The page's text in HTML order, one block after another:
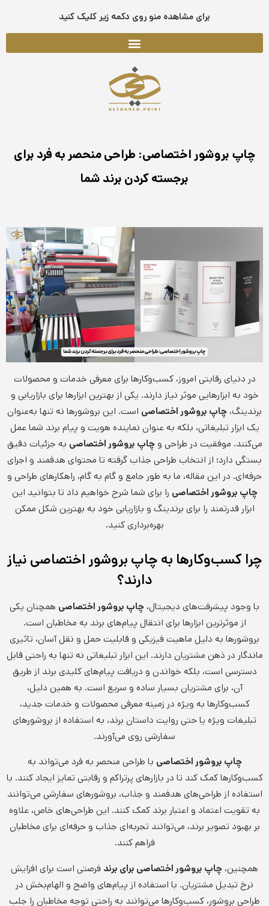
برای مشاهده منو روی دکمه زیر کلیک کنید
چاپ بروشور اختصاصی: طراحی منحصر به فرد برای
برجسته کردن برند شما
در دنیای رقابتی امروز، کسب‌وکارها برای معرفی خدمات و محصولات
خود به ابزارهایی موثر نیاز دارند. یکی از بهترین ابزارها برای بازاریابی و
برندینگ، چاپ بروشور اختصاصی است. این بروشورها نه تنها به‌عنوان
یک ابزار تبلیغاتی، بلکه به عنوان نماینده هویت و پیام برند شما عمل
می‌کنند. موفقیت در طراحی وچاپ بروشور اختصاصی به جزئیات دقیق
بستگی دارد؛ از انتخاب طراحی جذاب گرفته تا محتوای هدفمند و اجرای
حرفه‌ای. در این مقاله، ما به طور جامع و گام به گام، راهکارهای طراحی و
چاپ بروشور اختصاصی را برای شما شرح خواهیم داد تا بتوانید این
ابزار قدرتمند را برای برندینگ و بازاریابی خود به بهترین شکل ممکن
بهره‌برداری کنید.
چرا کسب‌وکارها به چاپ بروشور اختصاصی نیاز
دارند؟
با وجود پیشرفت‌های دیجیتال، چاپ بروشور اختصاصی همچنان یکی
از موثرترین ابزارها برای انتقال پیام‌های برند به مخاطبان است.
بروشورها به دلیل ماهیت فیزیکی و قابلیت حمل و نقل آسان، تاثیری
ماندگار در ذهن مشتریان دارند. این ابزار تبلیغاتی نه تنها به راحتی قابل
دسترسی است، بلکه خواندن و دریافت پیام‌های کلیدی برند از طریق
آن، برای مشتریان بسیار ساده و سریع است. به همین دلیل،
کسب‌وکارها به ویژه در زمینه معرفی محصولات و خدمات جدید،
تبلیغات ویژه یا حتی روایت داستان برند، به استفاده از بروشورهای
سفارشی روی می‌آورند.
چاپ بروشور اختصاصی با طراحی منحصر به فرد می‌تواند به
کسب‌وکارها کمک کند تا در بازارهای پرتراکم و رقابتی تمایز ایجاد کنند. با
استفاده از طراحی‌های هدفمند و جذاب، بروشورهای سفارشی می‌توانند
به تقویت اعتماد و اعتبار برند کمک کنند. این طراحی‌های خاص، علاوه
بر بهبود تصویر برند، می‌توانند تجربه‌ای جذاب و حرفه‌ای برای مخاطبان
فراهم کنند.
همچنین، چاپ بروشور اختصاصی برای برند فرصتی است برای افزایش
نرخ تبدیل مشتریان. با استفاده از پیام‌های واضح و الهام‌بخش در
طراحی بروشور، کسب‌وکارها می‌توانند به راحتی توجه مخاطبان را جلب